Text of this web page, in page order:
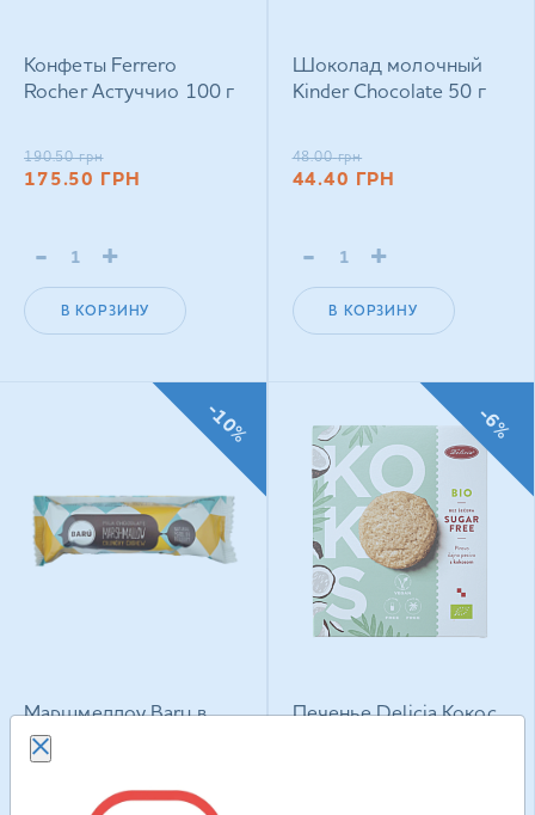
Конфеты Ferrero
Rocher Астуччио 100 г
190.50 грн
175.50 ГРН
- +
В КОРЗИНУ
Шоколад молочный
Kinder Chocolate 50 г
48.00 грн
44.40 ГРН
- +
В КОРЗИНУ
Маршмеллоу Baru в
молочном шоколаде
Кранчи Фундук 30 г
грн
-10%
Печенье Delicia Кокос
-6%